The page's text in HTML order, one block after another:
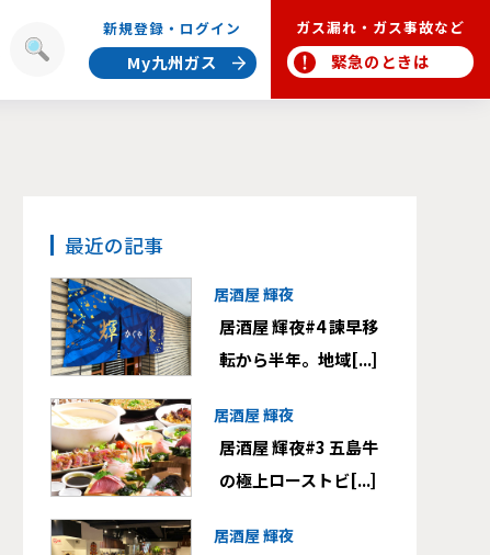
新規登録・ログイン
My九州ガス
ガス漏れ・ガス事故など
緊急のときは
最近の記事
居酒屋 輝夜
居酒屋 輝夜#4 諫早移
転から半年。地域[...]
居酒屋 輝夜
居酒屋 輝夜#3 五島牛
の極上ローストビ[...]
居酒屋 輝夜